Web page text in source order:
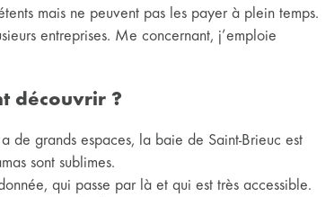
mais ne peuvent pas les payer à plein temps.
entreprises. Me concernant, j’emploie
découvrir ?
de grands espaces, la baie de Saint-Brieuc est
sont sublimes.
qui passe par là et qui est très accessible.